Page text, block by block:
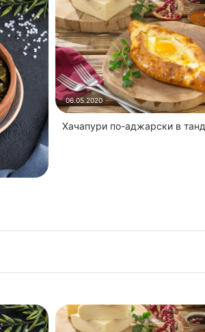
06.05.2020
Хачапури по-аджарски в